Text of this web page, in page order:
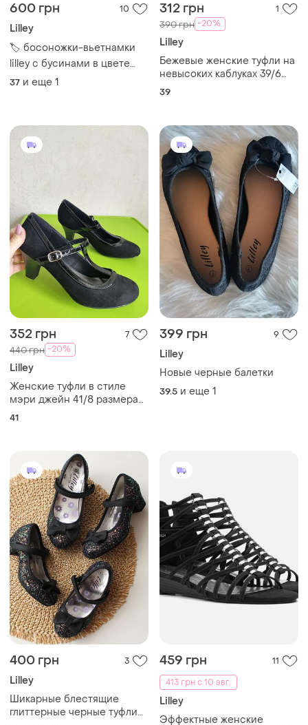
600 грн 10
Lilley
​🏷️ босоножки-вьетнамки
lilley с бусинами в цвете
кофе с молоком (р. 37-38 /
37 и еще 1
312 грн 1
390 грн -20%
Lilley
Бежевые женские туфли на
невысоких каблуках 39/6
размера от бренда lilley
39
352 грн 7
440 грн -20%
Lilley
Женские туфли в стиле
мэри джейн 41/8 размера
от бренда lilley
41
399 грн 9
Lilley
Новые черные балетки
39.5 и еще 1
400 грн 3
Lilley
Шикарные блестящие
глиттерные черные туфли
459 грн
11
413 грн с 10 авг.
Lilley
Эффектные женские